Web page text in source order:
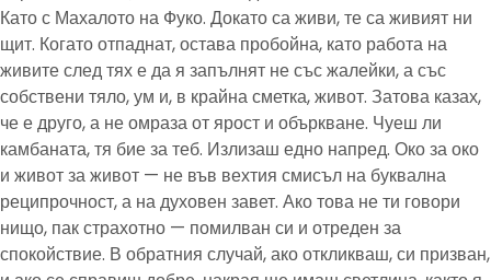
Като с Махалото на Фуко. Докато са живи, те са живият ни
щит. Когато отпаднат, остава пробойна, като работа на
живите след тях е да я запълнят не със жалейки, а със
собствени тяло, ум и, в крайна сметка, живот. Затова казах,
че е друго, а не омраза от ярост и объркване. Чуеш ли
камбаната, тя бие за теб. Излизаш едно напред. Око за око
и живот за живот — не във вехтия смисъл на буквална
реципрочност, а на духовен завет. Ако това не ти говори
нищо, пак страхотно — помилван си и отреден за
спокойствие. В обратния случай, ако откликваш, си призван,